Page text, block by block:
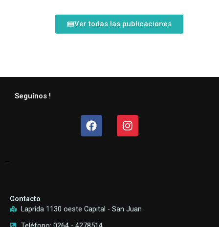
Ver todas las publicaciones
Seguínos !
Contacto
Laprida 1130 oeste Capital - San Juan